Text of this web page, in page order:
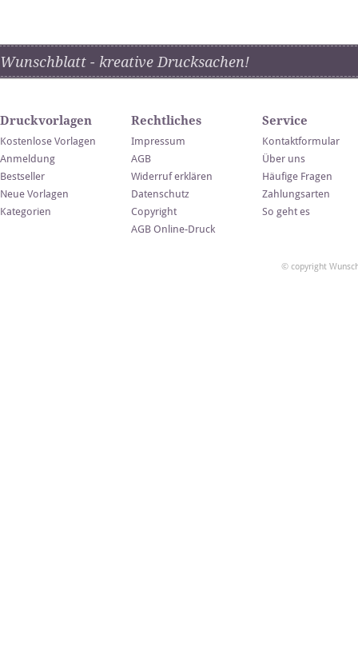
Wunschblatt - kreative Drucksachen!
Druckvorlagen
Kostenlose Vorlagen
Anmeldung
Bestseller
Neue Vorlagen
Kategorien
Rechtliches
Impressum
AGB
Widerruf erklären
Datenschutz
Copyright
AGB Online-Druck
Service
Kontaktformular
Über uns
Häufige Fragen
Zahlungsarten
So geht es
© copyright